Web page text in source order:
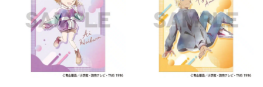
名探偵コナン シングルクリアフ
ァイル 灰原哀 ジャンプ クラパレ
ット 2026年10月発売
名探偵コナン シングルクリアフ
ァイル 安室透 ジャンプ クラパレ
ット 2026年10月発売